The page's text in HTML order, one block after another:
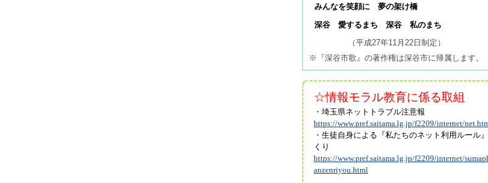
みんなを笑顔に 夢の架け橋
深谷 愛するまち 深谷 私のまち
（平成27年11月22日制定）
※『深谷市歌』の著作権は深谷市に帰属します。
☆情報モラル教育に係る取組
・埼玉県ネットトラブル注意報
https://www.pref.saitama.lg.jp/f2209/internet/
・生徒自身による『私たちのネット利用ルール
くり
https://www.pref.saitama.lg.jp/f2209/internet/
anzenriyou.html